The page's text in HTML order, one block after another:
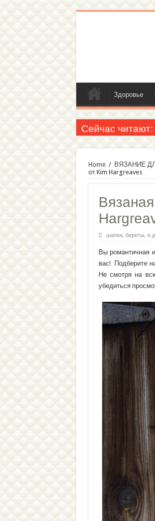
Здоровье
Сейчас читают:
Home / ВЯЗАНИЕ
от Kim Hargreaves
шапки, береты, и
Вы романтичная
вас! Подберите
Не смотря на
убедиться